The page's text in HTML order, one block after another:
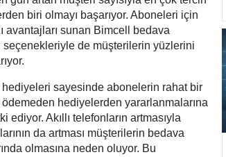
biri olmayı başarıyor. Aboneleri için
avantajları sunan Bimcell bedava
seçenekleriyle de müşterilerin yüzlerini
sayesinde abonelerin rahat bir
hediyelerden yararlanmalarına
ediyor. Akıllı telefonların artmasıyla
da artması müşterilerin bedava
olmasına neden oluyor. Bu